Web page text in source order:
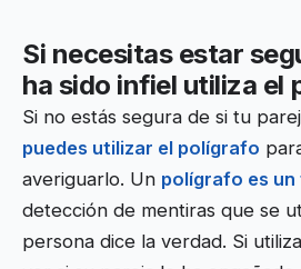
Si necesitas estar
ha sido infiel utiliza el
Si no estás segura de si tu
puedes utilizar el polígrafo
averiguarlo. Un polígrafo es un
detección de mentiras que se
persona dice la verdad. Si utiliza